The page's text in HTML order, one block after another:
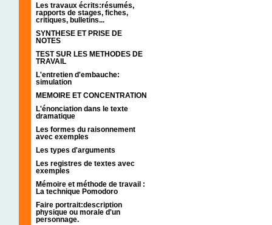
Les travaux écrits:résumés,
rapports de stages, fiches,
critiques, bulletins...
SYNTHESE ET PRISE DE
NOTES
TEST SUR LES METHODES DE
TRAVAIL
L'entretien d'embauche:
simulation
MEMOIRE ET CONCENTRATION
L'énonciation dans le texte
dramatique
Les formes du raisonnement
avec exemples
Les types d'arguments
Les registres de textes avec
exemples
Mémoire et méthode de travail :
La technique Pomodoro
Faire portrait:description
physique ou morale d'un
personnage.